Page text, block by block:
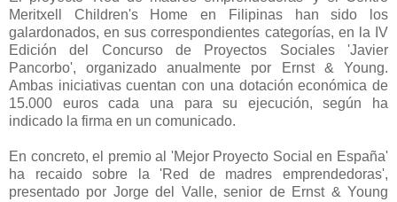
Meritxell Children's Home en Filipinas han sido los
galardonados, en sus correspondientes categorías, en la IV
Edición del Concurso de Proyectos Sociales 'Javier
Pancorbo', organizado anualmente por Ernst & Young.
Ambas iniciativas cuentan con una dotación económica de
15.000 euros cada una para su ejecución, según ha
indicado la firma en un comunicado.
En concreto, el premio al 'Mejor Proyecto Social en España'
ha recaido sobre la 'Red de madres emprendedoras',
presentado por Jorge del Valle, senior de Ernst & Young